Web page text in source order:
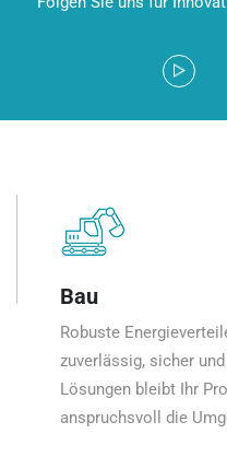
Bau
Robuste
zuverlässig, sicher
Lösungen bleibt Ihr
anspruchsvoll die